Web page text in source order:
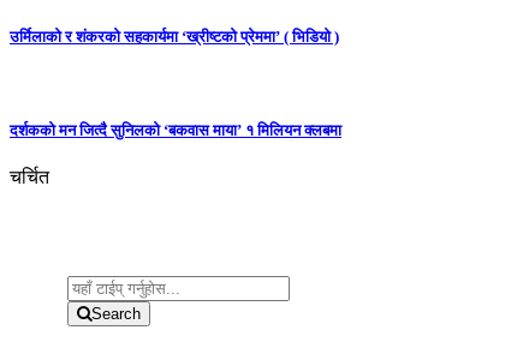
उर्मिलाको र शंकरको सहकार्यमा ‘ख्रीष्टको प्रेममा’ ( भिडियो )
दर्शकको मन जित्दै सुनिलको ‘बकवास माया’ १ मिलियन क्लबमा
चर्चित
Search